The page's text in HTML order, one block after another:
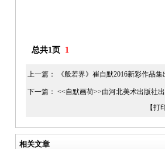
总共1页 1
上一篇： 《般若界》崔自默2016新彩作品
下一篇： <<自默画荷>>由河北美术出版社
【打
相关文章